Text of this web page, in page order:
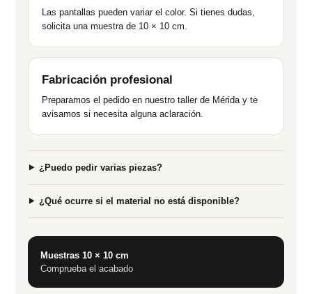
Las pantallas pueden variar el color. Si tienes dudas,
solicita una muestra de 10 × 10 cm.
Fabricación profesional
Preparamos el pedido en nuestro taller de Mérida y te
avisamos si necesita alguna aclaración.
¿Puedo pedir varias piezas?
¿Qué ocurre si el material no está disponible?
Muestras 10 × 10 cm
Comprueba el acabado